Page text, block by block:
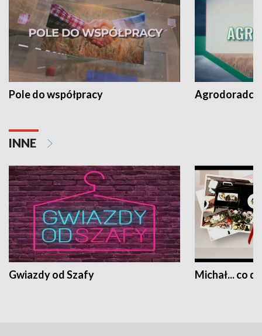
Pole do współpracy Agrodoradcy
INNE
Gwiazdy od Szafy Michał... co